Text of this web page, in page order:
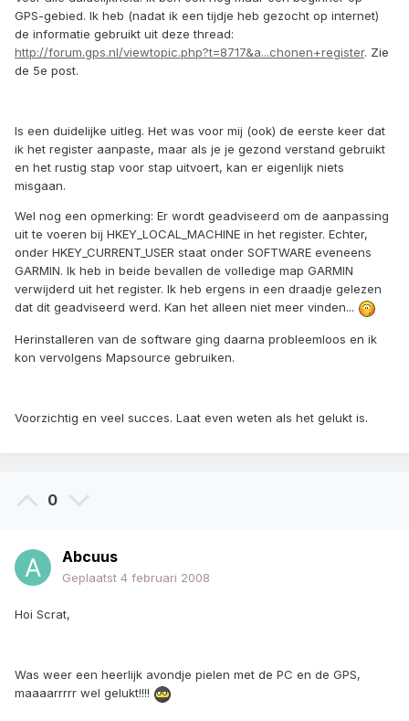
GPS-gebied. Ik heb (nadat ik een tijdje heb gezocht op internet)
de informatie gebruikt uit deze thread:
http://forum.gps.nl/viewtopic.php?t=8717&a...chonen+register. Zie
de 5e post.
Is een duidelijke uitleg. Het was voor mij (ook) de eerste keer dat
ik het register aanpaste, maar als je je gezond verstand gebruikt
en het rustig stap voor stap uitvoert, kan er eigenlijk niets
misgaan.
Wel nog een opmerking: Er wordt geadviseerd om de aanpassing
uit te voeren bij HKEY_LOCAL_MACHINE in het register. Echter,
onder HKEY_CURRENT_USER staat onder SOFTWARE eveneens
GARMIN. Ik heb in beide bevallen de volledige map GARMIN
verwijderd uit het register. Ik heb ergens in een draadje gelezen
dat dit geadviseerd werd. Kan het alleen niet meer vinden...
Herinstalleren van de software ging daarna probleemloos en ik
kon vervolgens Mapsource gebruiken.
Voorzichtig en veel succes. Laat even weten als het gelukt is.
0
Abcuus
Geplaatst 4 februari 2008
Hoi Scrat,
Was weer een heerlijk avondje pielen met de PC en de GPS,
maaaarrrrr wel gelukt!!!!